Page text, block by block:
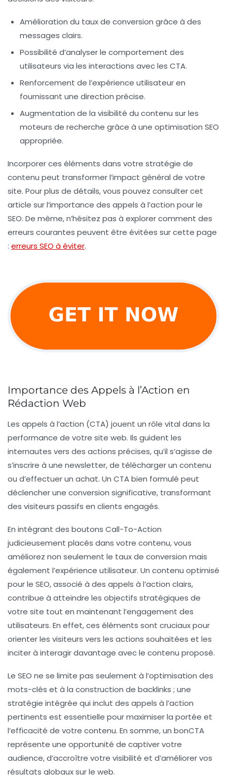
Amélioration du taux de conversion grâce à des
messages clairs.
Possibilité d’analyser le comportement des
utilisateurs via les interactions avec les CTA.
Renforcement de l’expérience utilisateur en
fournissant une direction précise.
Augmentation de la visibilité du contenu sur les
moteurs de recherche grâce à une optimisation SEO
appropriée.
Incorporer ces éléments dans votre stratégie de
contenu peut transformer l’impact général de votre
site. Pour plus de détails, vous pouvez consulter cet
article sur l’importance des appels à l’action pour le
SEO. De même, n’hésitez pas à explorer comment des
erreurs courantes peuvent être évitées sur cette page
: erreurs SEO à éviter.
Importance des Appels à l’Action en
Rédaction Web
Les appels à l’action (CTA) jouent un rôle vital dans la
performance de votre site web. Ils guident les
internautes vers des actions précises, qu’il s’agisse de
s’inscrire à une newsletter, de télécharger un contenu
ou d’effectuer un achat. Un CTA bien formulé peut
déclencher une conversion significative, transformant
des visiteurs passifs en clients engagés.
En intégrant des boutons Call-To-Action
judicieusement placés dans votre contenu, vous
améliorez non seulement le taux de conversion mais
également l’expérience utilisateur. Un contenu optimisé
pour le SEO, associé à des appels à l’action clairs,
contribue à atteindre les objectifs stratégiques de
votre site tout en maintenant l’engagement des
utilisateurs. En effet, ces éléments sont cruciaux pour
orienter les visiteurs vers les actions souhaitées et les
inciter à interagir davantage avec le contenu proposé.
Le SEO ne se limite pas seulement à l’optimisation des
mots-clés et à la construction de backlinks ; une
stratégie intégrée qui inclut des appels à l’action
pertinents est essentielle pour maximiser la portée et
l’efficacité de votre contenu. En somme, un bonCTA
représente une opportunité de captiver votre
audience, d’accroître votre visibilité et d’améliorer vos
résultats globaux sur le web.